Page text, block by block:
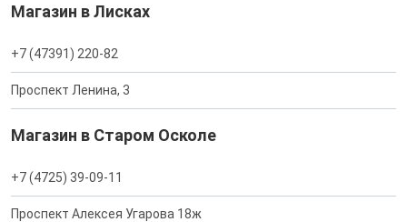
Магазин в Лисках
+7 (47391) 220-82
Проспект Ленина, 3
Магазин в Старом Осколе
+7 (4725) 39-09-11
Проспект Алексея Угарова 18ж